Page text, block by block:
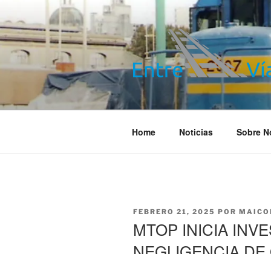
al
contenido
ENTRE
Información ferroviaria
Home Noticias Sobre
PUBLICADO
FEBRERO 21, 2025 POR
MTOP INICIA